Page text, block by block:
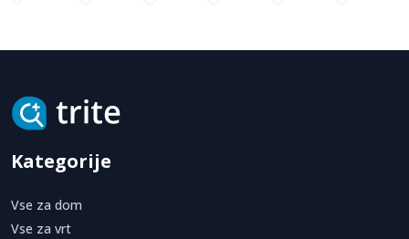
Kategorije
Vse za dom
Vse za vrt